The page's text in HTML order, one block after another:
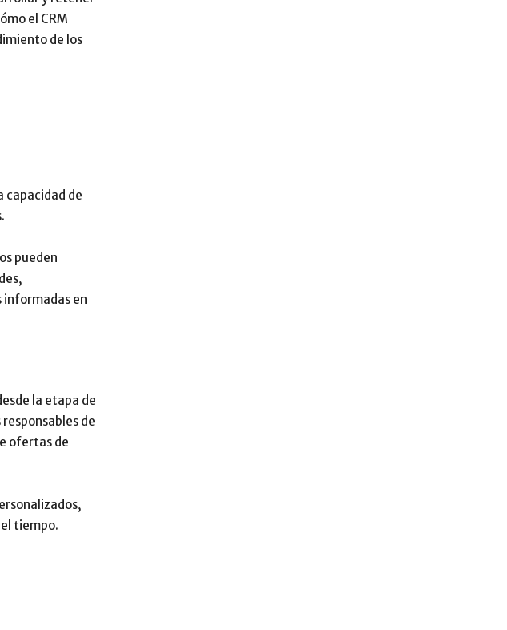
el CRM
de los
capacidad de
pueden
informadas en
la etapa de
de
ofertas de
tiempo.